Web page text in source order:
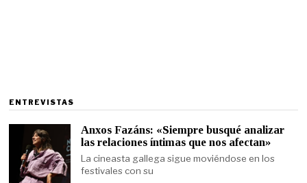
ENTREVISTAS
Anxos Fazáns: «Siempre busqué analizar
las relaciones íntimas que nos afectan»
La cineasta gallega sigue moviéndose en los
festivales con su